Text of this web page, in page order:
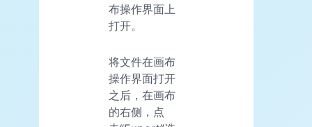
布操作界面上
打开。
将文件在画布
操作界面打开
之后，在画布
的右侧，点